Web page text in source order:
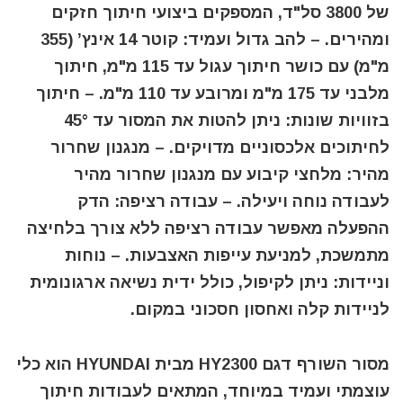
של 3800 סל"ד, המספקים ביצועי חיתוך חזקים
ומהירים. – להב גדול ועמיד: קוטר 14 אינץ’ (355
מ"מ) עם כושר חיתוך עגול עד 115 מ"מ, חיתוך
מלבני עד 175 מ"מ ומרובע עד 110 מ"מ. – חיתוך
בזוויות שונות: ניתן להטות את המסור עד 45°
לחיתוכים אלכסוניים מדויקים. – מנגנון שחרור
מהיר: מלחצי קיבוע עם מנגנון שחרור מהיר
לעבודה נוחה ויעילה. – עבודה רציפה: הדק
ההפעלה מאפשר עבודה רציפה ללא צורך בלחיצה
מתמשכת, למניעת עייפות האצבעות. – נוחות
וניידות: ניתן לקיפול, כולל ידית נשיאה ארגונומית
לניידות קלה ואחסון חסכוני במקום.
מסור השורף דגם HY2300 מבית HYUNDAI הוא כלי
עוצמתי ועמיד במיוחד, המתאים לעבודות חיתוך